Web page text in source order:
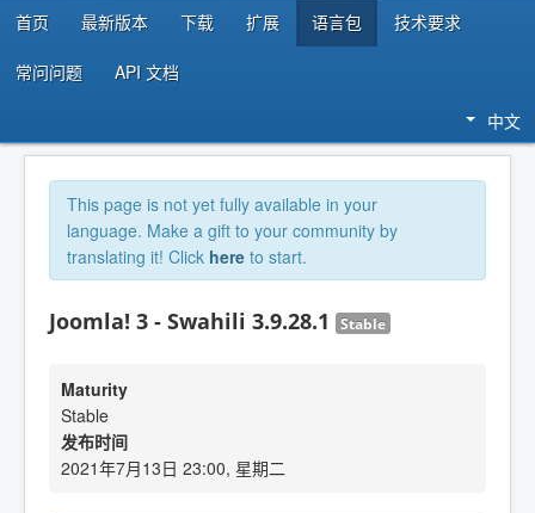
开发者资源
首页 最新版本 下载 扩展 语言包 技术要求
常问问题 API 文档
中文
This page is not yet fully available in your
language. Make a gift to your community by
translating it! Click here to start.
Joomla! 3 - Swahili 3.9.28.1 Stable
Maturity
Stable
发布时间
2021年7月13日 23:00, 星期二